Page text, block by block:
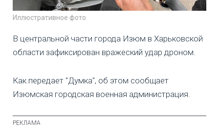
Иллюстративное фото
В центральной части города Изюм в Харьковской
области зафиксирован вражеский удар дроном.
Как передает "Думка", об этом сообщает
Изюмская городская военная администрация.